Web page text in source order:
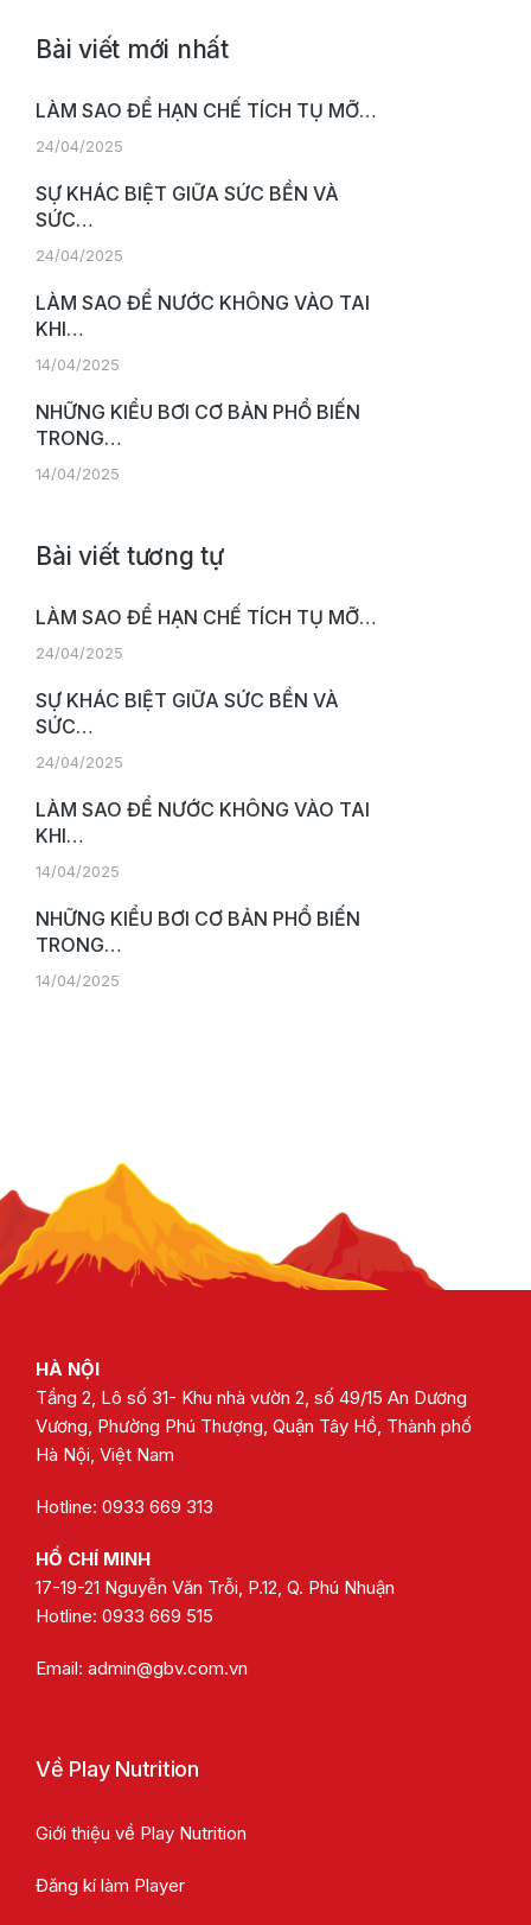
Bài viết mới nhất
LÀM SAO ĐỂ HẠN CHẾ TÍCH TỤ MỠ…
24/04/2025
SỰ KHÁC BIỆT GIỮA SỨC BỀN VÀ
SỨC…
24/04/2025
LÀM SAO ĐỂ NƯỚC KHÔNG VÀO TAI
KHI…
14/04/2025
NHỮNG KIỂU BƠI CƠ BẢN PHỔ BIẾN
TRONG…
14/04/2025
Bài viết tương tự
LÀM SAO ĐỂ HẠN CHẾ TÍCH TỤ MỠ…
24/04/2025
SỰ KHÁC BIỆT GIỮA SỨC BỀN VÀ
SỨC…
24/04/2025
LÀM SAO ĐỂ NƯỚC KHÔNG VÀO TAI
KHI…
14/04/2025
NHỮNG KIỂU BƠI CƠ BẢN PHỔ BIẾN
TRONG…
14/04/2025
HÀ NỘI
Tầng 2, Lô số 31- Khu nhà vườn 2, số 49/15 An Dương
Vương, Phường Phú Thượng, Quận Tây Hồ, Thành phố
Hà Nội, Việt Nam
Hotline: 0933 669 313
HỒ CHÍ MINH
17-19-21 Nguyễn Văn Trỗi, P.12, Q. Phú Nhuận
Hotline: 0933 669 515
Email: admin@gbv.com.vn
Về Play Nutrition
Giới thiệu về Play Nutrition
Đăng kí làm Player